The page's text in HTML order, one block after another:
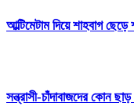
আল্টিমেটাম দিয়ে শাহবাগ
সন্ত্রাসী-চাঁদাবাজদের কোন